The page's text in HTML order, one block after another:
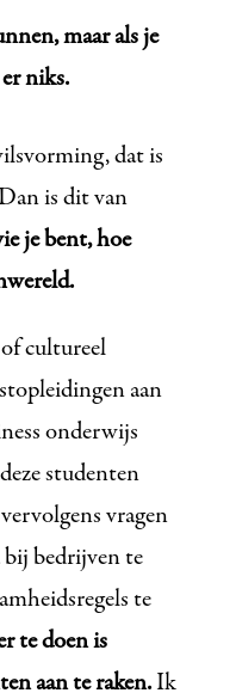
maar als je
niks.
dat is
is dit van
je bent, hoe
cultureel
aan
onderwijs
studenten
vragen
bij bedrijven te
te
te doen is
aan te raken.Ik